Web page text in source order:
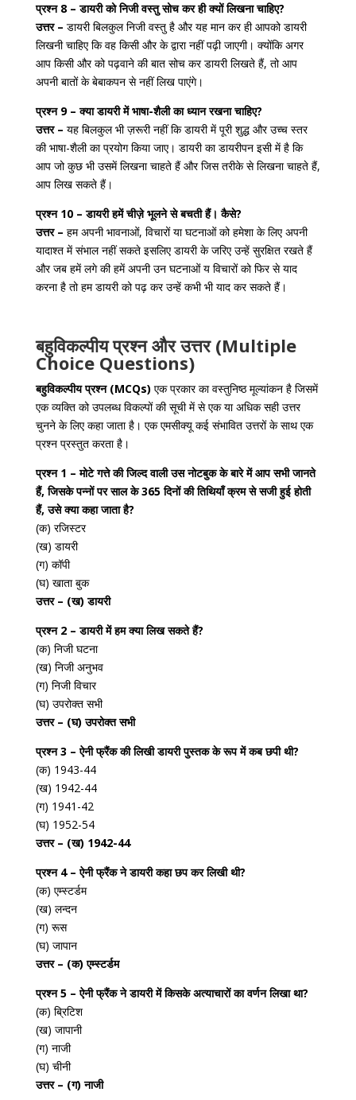
प्रश्न 8 – डायरी को निजी वस्तु सोच कर ही क्यों लिखना चाहिए?
उत्तर – डायरी बिलकुल निजी वस्तु है और यह मान कर ही आपको डायरी
लिखनी चाहिए कि वह किसी और के द्वारा नहीं पढ़ी जाएगी। क्योंकि अगर
आप किसी और को पढ़वाने की बात सोच कर डायरी लिखते हैं, तो आप
अपनी बातों के बेबाकपन से नहीं लिख पाएंगे।
प्रश्न 9 – क्या डायरी में भाषा-शैली का ध्यान रखना चाहिए?
उत्तर – यह बिलकुल भी ज़रूरी नहीं कि डायरी में पूरी शुद्ध और उच्च स्तर
की भाषा-शैली का प्रयोग किया जाए। डायरी का डायरीपन इसी में है कि
आप जो कुछ भी उसमें लिखना चाहते हैं और जिस तरीके से लिखना चाहते हैं,
आप लिख सकते हैं।
प्रश्न 10 – डायरी हमें चीज़े भूलने से बचती हैं। कैसे?
उत्तर – हम अपनी भावनाओं, विचारों या घटनाओं को हमेशा के लिए अपनी
यादाश्त में संभाल नहीं सकते इसलिए डायरी के जरिए उन्हें सुरक्षित रखते हैं
और जब हमें लगे की हमें अपनी उन घटनाओं य विचारों को फिर से याद
करना है तो हम डायरी को पढ़ कर उन्हें कभी भी याद कर सकते हैं।
बहुविकल्पीय प्रश्न और उत्तर (Multiple
Choice Questions)
बहुविकल्पीय प्रश्न (MCQs) एक प्रकार का वस्तुनिष्ठ मूल्यांकन है जिसमें
एक व्यक्ति को उपलब्ध विकल्पों की सूची में से एक या अधिक सही उत्तर
चुनने के लिए कहा जाता है। एक एमसीक्यू कई संभावित उत्तरों के साथ एक
प्रश्न प्रस्तुत करता है।
प्रश्न 1 – मोटे गत्ते की जिल्द वाली उस नोटबुक के बारे में आप सभी जानते
हैं, जिसके पन्नों पर साल के 365 दिनों की तिथियाँ क्रम से सजी हुई होती
हैं, उसे क्या कहा जाता है?
(क) रजिस्टर
(ख) डायरी
(ग) कॉपी
(घ) खाता बुक
उत्तर – (ख) डायरी
प्रश्न 2 – डायरी में हम क्या लिख सकते हैं?
(क) निजी घटना
(ख) निजी अनुभव
(ग) निजी विचार
(घ) उपरोक्त सभी
उत्तर – (घ) उपरोक्त सभी
प्रश्न 3 – ऐनी फ्रैंक की लिखी डायरी पुस्तक के रूप में कब छपी थी?
(क) 1943-44
(ख) 1942-44
(ग) 1941-42
(घ) 1952-54
उत्तर – (ख) 1942-44
प्रश्न 4 – ऐनी फ्रैंक ने डायरी कहा छप कर लिखी थी?
(क) एम्स्टर्डम
(ख) लन्दन
(ग) रूस
(घ) जापान
उत्तर – (क) एम्स्टर्डम
प्रश्न 5 – ऐनी फ्रैंक ने डायरी में किसके अत्याचारों का वर्णन लिखा था?
(क) ब्रिटिश
(ख) जापानी
(ग) नाजी
(घ) चीनी
उत्तर – (ग) नाजी